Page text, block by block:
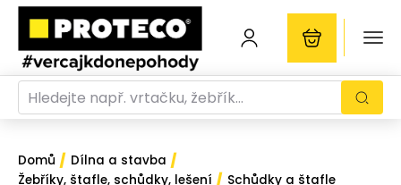
Domů / Dílna a stavba /
Žebříky, štafle, schůdky, lešení / Schůdky a štafle